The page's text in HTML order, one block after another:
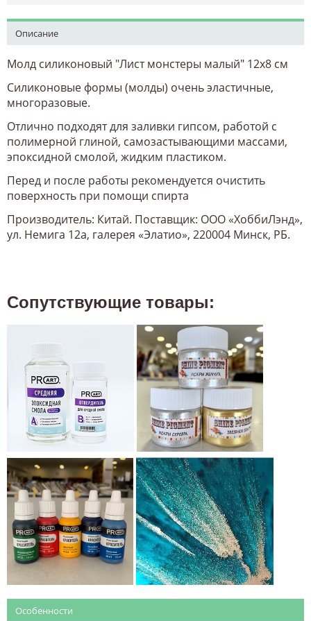
Описание
Молд силиконовый "Лист монстеры малый" 12х8 см
Силиконовые формы (молды) очень эластичные,
многоразовые.
Отлично подходят для заливки гипсом, работой с
полимерной глиной, самозастывающими массами,
эпоксидной смолой, жидким пластиком.
Перед и после работы рекомендуется очистить
поверхность при помощи спирта
Производитель: Китай. Поставщик: ООО «ХоббиЛэнд»,
ул. Немига 12а, галерея «Элатио», 220004 Минск, РБ.
Сопутствующие товары:
Особенности